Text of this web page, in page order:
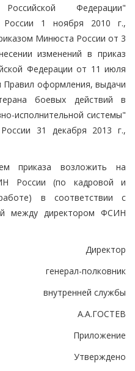
Федерации"
России 1 ноября 2010 г.,
Минюста России от 3
изменений в приказ
Федерации от 11 июля
Правил оформления, выдачи
боевых действий в
исполнительной системы"
31 декабря 2013 г.,
приказа возложить на
России (по кадровой и
в соответствии с
между директором ФСИН
Директор
генерал-полковник
внутренней службы
А.А.ГОСТЕВ
Приложение
Утверждено